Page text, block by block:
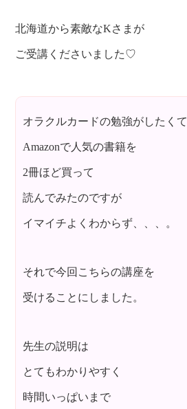
北海道から素敵なKさまが
ご受講くださいました♡
オラクルカードの勉強がしたくて
Amazonで人気の書籍を
2冊ほど買って
読んでみたのですが
イマイチよくわからず、、、。
それで今回こちらの講座を
受けることにしました。
先生の説明は
とてもわかりやすく
時間いっぱいまで